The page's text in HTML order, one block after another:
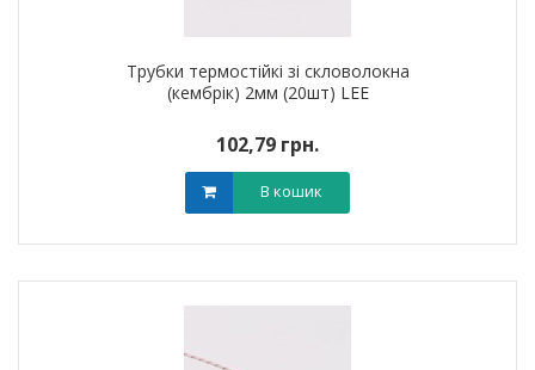
Трубки термостійкі зі скловолокна
(кембрік) 2мм (20шт) LEE
102,79 грн.
В кошик